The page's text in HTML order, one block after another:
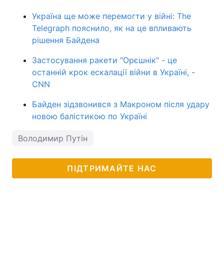
Україна ще може перемогти у війні: The
Telegraph пояснило, як на це впливають
рішення Байдена
Застосування ракети "Орєшнік" - це
останній крок ескалації війни в Україні, -
CNN
Байден зідзвонився з Макроном після удару
новою балістикою по Україні
Володимир Путін
ПІДТРИМАЙТЕ НАС